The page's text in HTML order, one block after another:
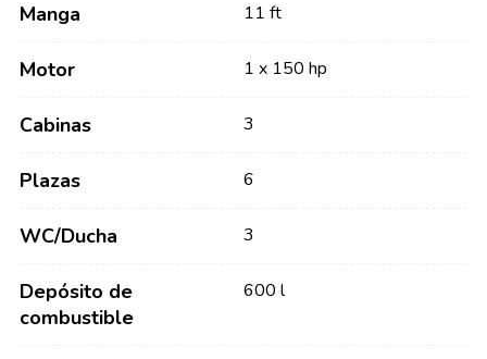
Manga 11 ft
Motor 1 x 150 hp
Cabinas 3
Plazas 6
WC/Ducha 3
Depósito de
combustible
600 l